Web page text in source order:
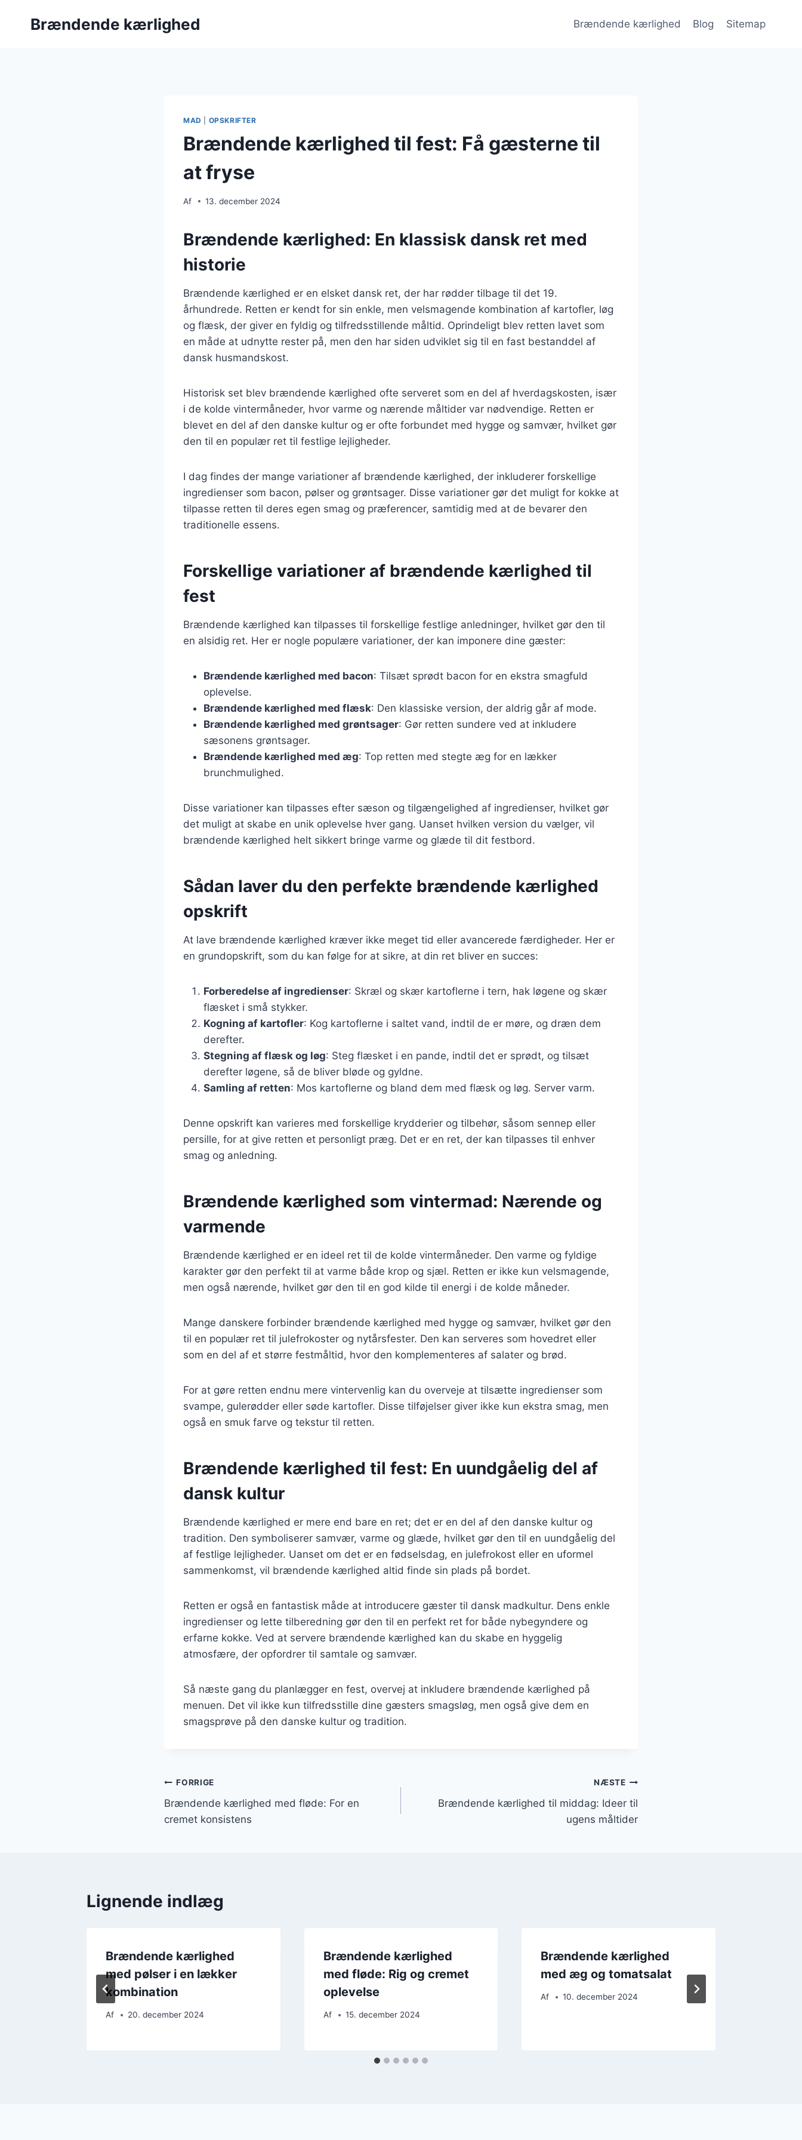
Brændende kærlighed Brændende kærlighed Blog Sitemap
MAD OPSKRIFTER
Brændende kærlighed til fest: Få gæsterne til
at fryse
Af 13. december 2024
Brændende kærlighed: En klassisk dansk ret med
historie
Brændende kærlighed er en elsket dansk ret, der har rødder tilbage til det 19.
århundrede. Retten er kendt for sin enkle, men velsmagende kombination af kartofler, løg
og flæsk, der giver en fyldig og tilfredsstillende måltid. Oprindeligt blev retten lavet som
en måde at udnytte rester på, men den har siden udviklet sig til en fast bestanddel af
dansk husmandskost.
Historisk set blev brændende kærlighed ofte serveret som en del af hverdagskosten, især
i de kolde vintermåneder, hvor varme og nærende måltider var nødvendige. Retten er
blevet en del af den danske kultur og er ofte forbundet med hygge og samvær, hvilket gør
den til en populær ret til festlige lejligheder.
I dag findes der mange variationer af brændende kærlighed, der inkluderer forskellige
ingredienser som bacon, pølser og grøntsager. Disse variationer gør det muligt for kokke at
tilpasse retten til deres egen smag og præferencer, samtidig med at de bevarer den
traditionelle essens.
Forskellige variationer af brændende kærlighed til
fest
Brændende kærlighed kan tilpasses til forskellige festlige anledninger, hvilket gør den til
en alsidig ret. Her er nogle populære variationer, der kan imponere dine gæster:
Brændende kærlighed med bacon: Tilsæt sprødt bacon for en ekstra smagfuld
oplevelse.
Brændende kærlighed med flæsk: Den klassiske version, der aldrig går af mode.
Brændende kærlighed med grøntsager: Gør retten sundere ved at inkludere
sæsonens grøntsager.
Brændende kærlighed med æg: Top retten med stegte æg for en lækker
brunchmulighed.
Disse variationer kan tilpasses efter sæson og tilgængelighed af ingredienser, hvilket gør
det muligt at skabe en unik oplevelse hver gang. Uanset hvilken version du vælger, vil
brændende kærlighed helt sikkert bringe varme og glæde til dit festbord.
Sådan laver du den perfekte brændende kærlighed
opskrift
At lave brændende kærlighed kræver ikke meget tid eller avancerede færdigheder. Her er
en grundopskrift, som du kan følge for at sikre, at din ret bliver en succes:
Forberedelse af ingredienser: Skræl og skær kartoflerne i tern, hak løgene og skær
flæsket i små stykker.
Kogning af kartofler: Kog kartoflerne i saltet vand, indtil de er møre, og dræn dem
derefter.
Stegning af flæsk og løg: Steg flæsket i en pande, indtil det er sprødt, og tilsæt
derefter løgene, så de bliver bløde og gyldne.
Samling af retten: Mos kartoflerne og bland dem med flæsk og løg. Server varm.
Denne opskrift kan varieres med forskellige krydderier og tilbehør, såsom sennep eller
persille, for at give retten et personligt præg. Det er en ret, der kan tilpasses til enhver
smag og anledning.
Brændende kærlighed som vintermad: Nærende og
varmende
Brændende kærlighed er en ideel ret til de kolde vintermåneder. Den varme og fyldige
karakter gør den perfekt til at varme både krop og sjæl. Retten er ikke kun velsmagende,
men også nærende, hvilket gør den til en god kilde til energi i de kolde måneder.
Mange danskere forbinder brændende kærlighed med hygge og samvær, hvilket gør den
til en populær ret til julefrokoster og nytårsfester. Den kan serveres som hovedret eller
som en del af et større festmåltid, hvor den komplementeres af salater og brød.
For at gøre retten endnu mere vintervenlig kan du overveje at tilsætte ingredienser som
svampe, gulerødder eller søde kartofler. Disse tilføjelser giver ikke kun ekstra smag, men
også en smuk farve og tekstur til retten.
Brændende kærlighed til fest: En uundgåelig del af
dansk kultur
Brændende kærlighed er mere end bare en ret; det er en del af den danske kultur og
tradition. Den symboliserer samvær, varme og glæde, hvilket gør den til en uundgåelig del
af festlige lejligheder. Uanset om det er en fødselsdag, en julefrokost eller en uformel
sammenkomst, vil brændende kærlighed altid finde sin plads på bordet.
Retten er også en fantastisk måde at introducere gæster til dansk madkultur. Dens enkle
ingredienser og lette tilberedning gør den til en perfekt ret for både nybegyndere og
erfarne kokke. Ved at servere brændende kærlighed kan du skabe en hyggelig
atmosfære, der opfordrer til samtale og samvær.
Så næste gang du planlægger en fest, overvej at inkludere brændende kærlighed på
menuen. Det vil ikke kun tilfredsstille dine gæsters smagsløg, men også give dem en
smagsprøve på den danske kultur og tradition.
Indlægsnavigation
FORRIGE
Brændende kærlighed med fløde: For en
cremet konsistens
NÆSTE
Brændende kærlighed til middag: Ideer til
ugens måltider
Lignende indlæg
Brændende kærlighed
med pølser i en lækker
kombination
Af 20. december 2024
Brændende kærlighed
med fløde: Rig og cremet
oplevelse
Af 15. december 2024
Brændende kærlighed
med æg og tomatsalat
Af 10. december 2024